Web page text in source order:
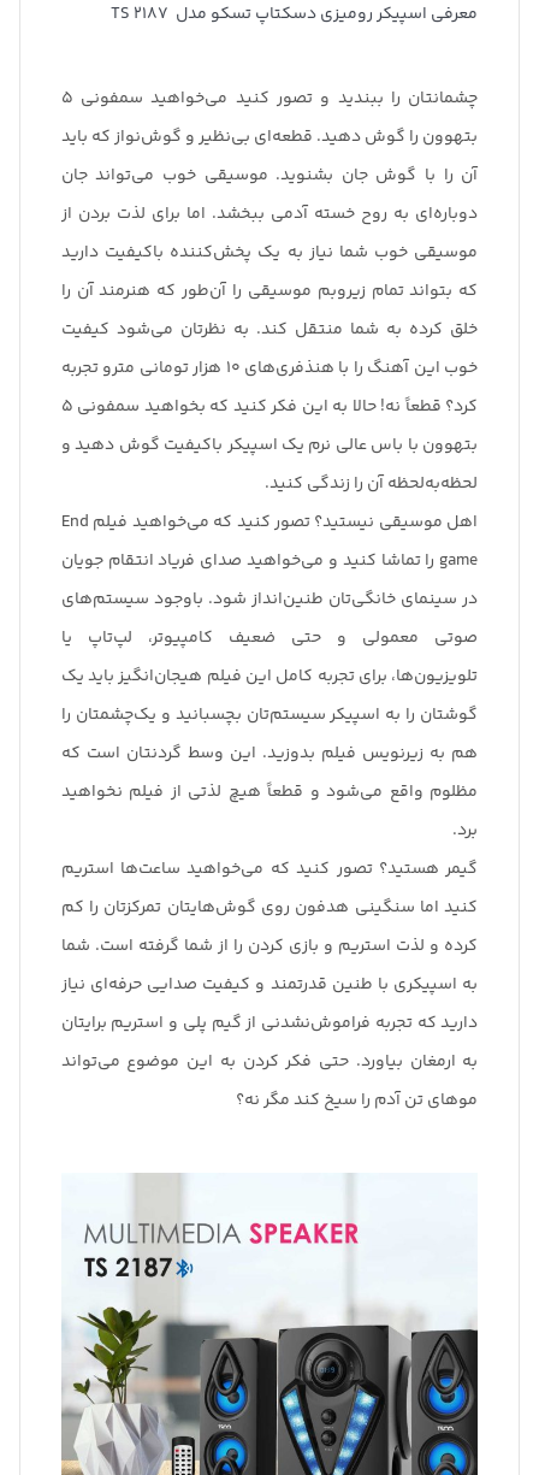
معرفی اسپیکر رومیزی دسکتاپ تسکو مدل TS 2187
چشمانتان را ببندید و تصور کنید می‌خواهید سمفونی 5
بتهوون را گوش دهید. قطعه‌ای بی‌نظیر و گوش‌نواز که باید
آن را با گوش جان بشنوید. موسیقی خوب می‌تواند جان
دوباره‌ای به روح خسته آدمی ببخشد. اما برای لذت بردن از
موسیقی خوب شما نیاز به یک پخش‌کننده با‌کیفیت دارید
که بتواند تمام زیروبم موسیقی را آن‌طور که هنرمند آن را
خلق کرده به شما منتقل کند. به نظرتان می‌شود کیفیت
خوب این آهنگ را با هنذفری‌های 10 هزار تومانی مترو تجربه
کرد؟ قطعاً نه! حالا به این فکر کنید که بخواهید سمفونی 5
بتهوون با باس عالی نرم یک اسپیکر با‌کیفیت گوش دهید و
لحظه‌به‌لحظه آن را زندگی کنید.
اهل موسیقی نیستید؟ تصور کنید که می‌خواهید فیلم End
game را تماشا کنید و می‌خواهید صدای فریاد انتقام جویان
در سینمای خانگی‌تان طنین‌انداز شود. باوجود سیستم‌های
صوتی معمولی و حتی ضعیف کامپیوتر، لپ‌تاپ یا
تلویزیون‌ها، برای تجربه کامل این فیلم هیجان‌انگیز باید یک
گوشتان را به اسپیکر سیستم‌تان بچسبانید و یک‌چشمتان را
هم به زیرنویس فیلم بدوزید. این وسط گردنتان است که
مظلوم واقع می‌شود و قطعاً هیچ لذتی از فیلم نخواهید
برد.
گیمر هستید؟ تصور کنید که می‌خواهید ساعت‌‎ها استریم
کنید اما سنگینی هدفون روی گوش‌هایتان تمرکزتان را کم
کرده و لذت استریم و بازی کردن را از شما گرفته است. شما
به اسپیکری با طنین قدرتمند و کیفیت صدایی حرفه‌ای نیاز
دارید که تجربه فراموش‌نشدنی از گیم پلی و استریم برایتان
به ارمغان بیاورد. حتی فکر کردن به این موضوع می‌تواند
موهای تن آدم را سیخ کند مگر نه؟